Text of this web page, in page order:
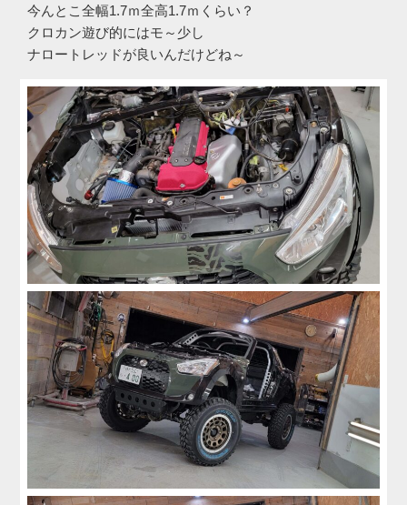
今んとこ全幅1.7ｍ全高1.7ｍくらい？
クロカン遊び的にはモ～少し
ナロートレッドが良いんだけどね～